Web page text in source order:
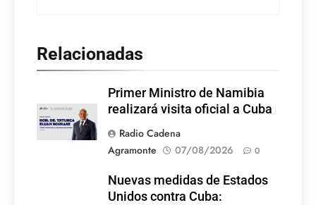
Relacionadas
Primer Ministro de Namibia
realizará visita oficial a Cuba
Radio Cadena
Agramonte
07/08/2026 0
Nuevas medidas de Estados
Unidos contra Cuba: